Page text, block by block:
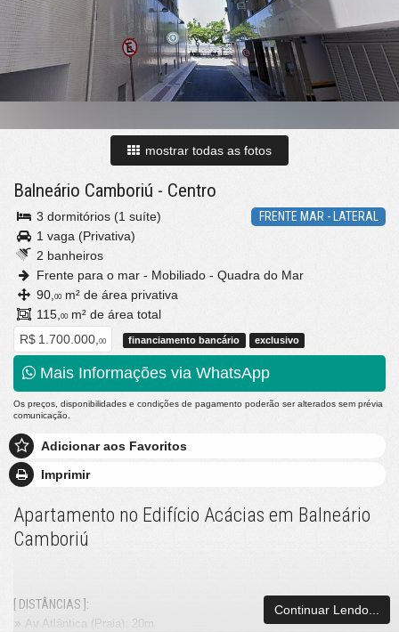
mostrar todas as fotos
Balneário Camboriú - Centro
FRENTE MAR - LATERAL
3 dormitórios (1 suíte)
1 vaga (Privativa)
2 banheiros
Frente para o mar - Mobiliado - Quadra do Mar
90, 00 m² de área privativa
115, 00 m² de área total
R$ 1.700.000, 00 financiamento bancário exclusivo
Mais Informações via WhatsApp
Os preços, disponibilidades e condições de pagamento poderão ser alterados sem prévia
comunicação.
Adicionar aos Favoritos
Imprimir
Apartamento no Edifício Acácias em Balneário
Camboriú
[ DISTÂNCIAS ]:
Av Atlântica (Praia): 20m
Continuar Lendo...